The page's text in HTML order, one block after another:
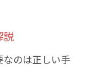
説
のは正しい手